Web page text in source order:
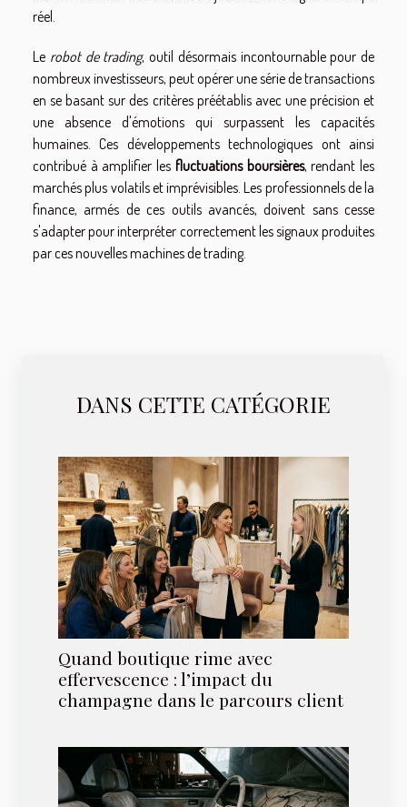
réel.
Le robot de trading, outil désormais incontournable pour de
nombreux investisseurs, peut opérer une série de transactions
en se basant sur des critères préétablis avec une précision et
une absence d'émotions qui surpassent les capacités
humaines. Ces développements technologiques ont ainsi
contribué à amplifier les fluctuations boursières, rendant les
marchés plus volatils et imprévisibles. Les professionnels de la
finance, armés de ces outils avancés, doivent sans cesse
s'adapter pour interpréter correctement les signaux produites
par ces nouvelles machines de trading.
DANS CETTE CATÉGORIE
Quand boutique rime avec
effervescence : l’impact du
champagne dans le parcours client